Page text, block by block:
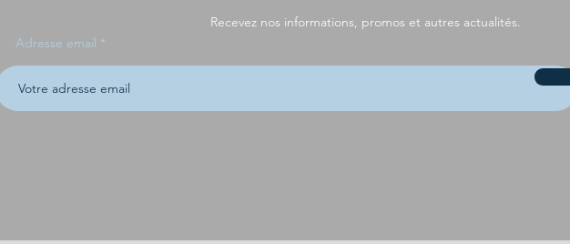
Recevez nos informations, promos et autres actualités.
Adresse email